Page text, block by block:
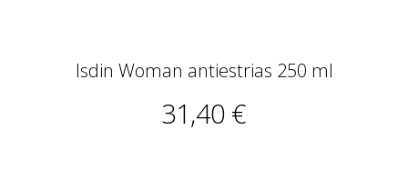
Isdin Woman antiestrias 250 ml
31,40 €